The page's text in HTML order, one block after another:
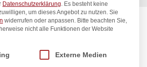
inkl. / exkl. MwSt.
Datenschutzerklärung. Es besteht keine
um dieses Angebot zu nutzen. Sie
widerrufen oder anpassen. Bitte beachten Sie,
nicht alle Funktionen der Website
die eine Einwilligung erteilt werden kann.
Externe Medien